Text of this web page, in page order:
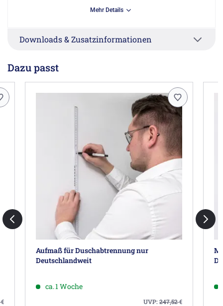
info@megabad.de
Mehr Details
Downloads & Zusatzinformationen
Dazu passt
€
Aufmaß für Duschabtrennung nur
Deutschlandweit
ca. 1 Woche
UVP:247,52€